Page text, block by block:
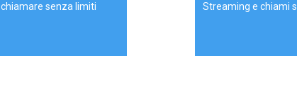
chiamare senza limiti
Streaming e chiami